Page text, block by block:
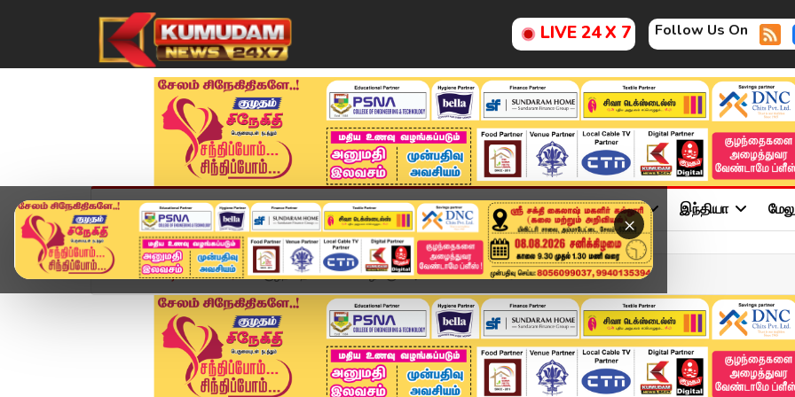
LIVE 24 X 7 Follow Us On
×
முகப்பு விளையாட்டு அண்மை தமிழ்நாடு சினிமா அரசியல் விளையாட்டு இந்தியா
Home வீடியோ ஸ்டோரி குழந்தை பாலி*யல் வழக்கு.. அண்ணாமலை சரமாரி கேள்வ...